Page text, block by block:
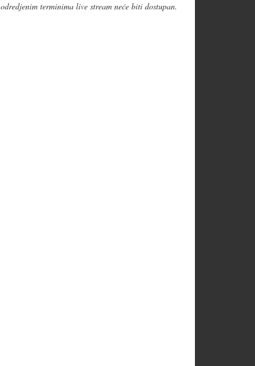
odredjenim terminima live stream neće biti dostupan.